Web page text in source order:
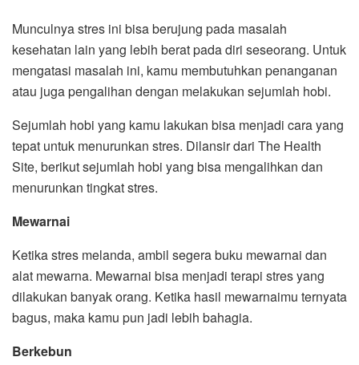
Munculnya stres ini bisa berujung pada masalah
kesehatan lain yang lebih berat pada diri seseorang. Untuk
mengatasi masalah ini, kamu membutuhkan penanganan
atau juga pengalihan dengan melakukan sejumlah hobi.
Sejumlah hobi yang kamu lakukan bisa menjadi cara yang
tepat untuk menurunkan stres. Dilansir dari The Health
Site, berikut sejumlah hobi yang bisa mengalihkan dan
menurunkan tingkat stres.
Mewarnai
Ketika stres melanda, ambil segera buku mewarnai dan
alat mewarna. Mewarnai bisa menjadi terapi stres yang
dilakukan banyak orang. Ketika hasil mewarnaimu ternyata
bagus, maka kamu pun jadi lebih bahagia.
Berkebun